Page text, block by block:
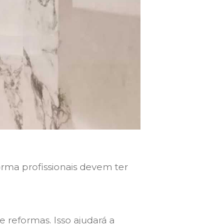
profissionais devem ter
Isso ajudará a